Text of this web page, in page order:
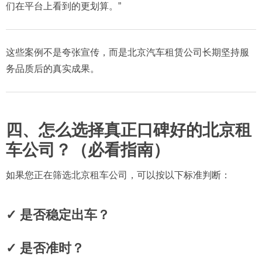
们在平台上看到的更划算。”
这些案例不是夸张宣传，而是北京汽车租赁公司长期坚持服
务品质后的真实成果。
四、怎么选择真正口碑好的北京租
车公司？（必看指南）
如果您正在筛选北京租车公司，可以按以下标准判断：
✓ 是否稳定出车？
✓ 是否准时？